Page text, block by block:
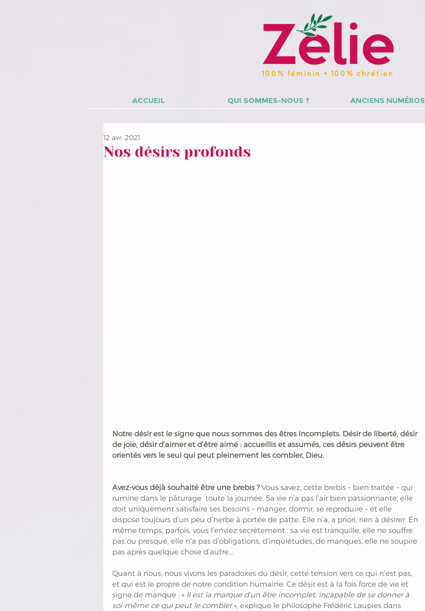
ACCUEIL QUI SOMMES-NOUS ? ANCIENS NUMÉROS
Nos désirs profonds
12 avr. 2021
Notre désir est le signe que nous sommes des êtres incomplets. Désir de liberté, désir
de joie, désir d’aimer et d’être aimé : accueillis et assumés, ces désirs peuvent être
orientés vers le seul qui peut pleinement les combler, Dieu.
Avez-vous déjà souhaité être une brebis ? Vous savez, cette brebis ­– bien traitée – qui
rumine dans le pâturage  toute la journée. Sa vie n’a pas l’air bien passionnante, elle
doit uniquement satisfaire ses besoins ­– manger, dormir, se reproduire – et elle
dispose toujours d’un peu d’herbe à portée de patte. Elle n’a, a priori, rien à désirer. En
même temps, parfois, vous l’enviez secrètement : sa vie est tranquille, elle ne souffre
pas ou presque, elle n’a pas d’obligations, d’inquiétudes, de manques, elle ne soupire
pas après quelque chose d’autre...
Quant à nous, nous vivons les paradoxes du désir, cette tension vers ce qui n’est pas,
et qui est le propre de notre condition humaine. Ce désir est à la fois force de vie et
signe de manque : « Il est la marque d’un être incomplet, incapable de se donner à
soi-même ce qui peut le combler », explique le philosophe Frédéric Laupies dans